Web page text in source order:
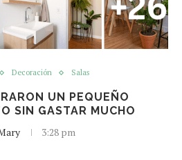
Decoración Salas
UN PEQUEÑO
SIN GASTAR MUCHO
3:28 pm